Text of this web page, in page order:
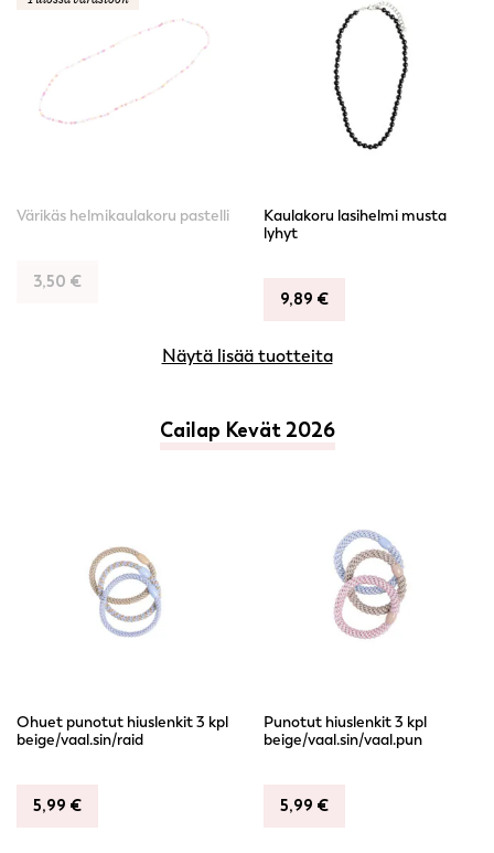
Värikäs helmikaulakoru pastelli
3,50 €
Kaulakoru lasihelmi musta
lyhyt
9,89 €
Näytä lisää tuotteita
Cailap Kevät 2026
Ohuet punotut hiuslenkit 3 kpl
beige/vaal.sin/raid
5,99 €
Punotut hiuslenkit 3 kpl
beige/vaal.sin/vaal.pun
5,99 €